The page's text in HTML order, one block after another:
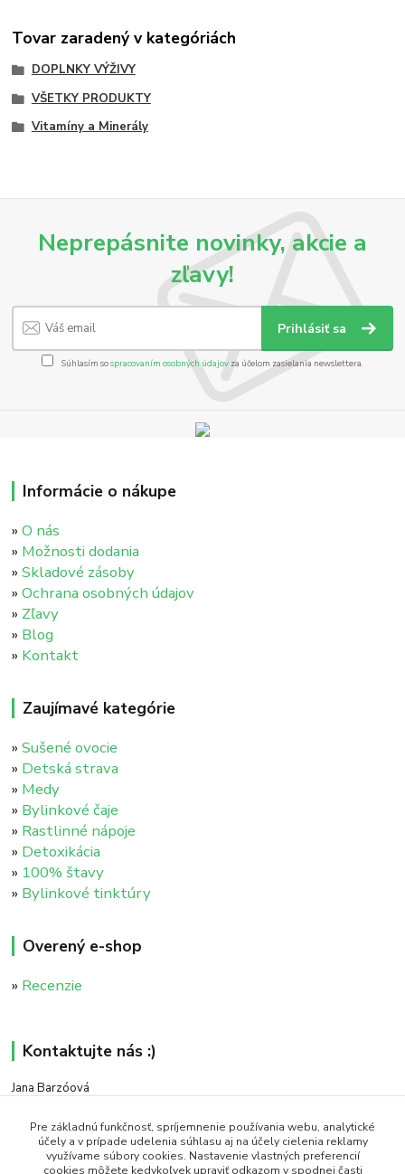
Tovar zaradený v kategóriách
DOPLNKY VÝŽIVY
VŠETKY PRODUKTY
Vitamíny a Minerály
Neprepásnite novinky, akcie a
zľavy!
Prihlásiť sa
Súhlasím sospracovaním osobných údajov za účelom zasielania newslettera.
Informácie o nákupe
»O nás
» Možnosti dodania
»Skladové zásoby
»Ochrana osobných údajov
» Zľavy
» Blog
» Kontakt
Zaujímavé kategórie
»Sušené ovocie
» Detská strava
» Medy
» Bylinkové čaje
» Rastlinné nápoje
» Detoxikácia
» 100% štavy
» Bylinkové tinktúry
Overený e-shop
» Recenzie
Kontaktujte nás :)
Jana Barzóová
(PO - PIA, 8:00 - 18:00)
objednavky@naturaj.sk
Pre základnú funkčnosť, spríjemnenie používania webu, analytické
účely a v prípade udelenia súhlasu aj na účely cielenia reklamy
využívame súbory cookies. Nastavenie vlastných preferencií
cookies môžete kedykoľvek upraviť odkazom v spodnej časti